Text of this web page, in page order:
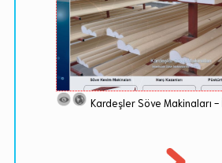
Kardeşler Söve Makinaları